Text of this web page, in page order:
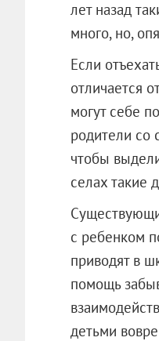
лет назад
много, но,
Если
отличается
могут себе
родители со
чтобы
селах такие
с ребенком
приводят в
помощь
детьми